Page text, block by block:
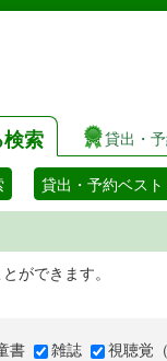
検索 貸出・
貸出・予約ベスト
ができます。
書 雑誌 視聴覚